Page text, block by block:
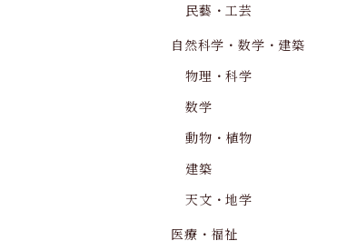
民藝・工芸
自然科学・数学・建築
物理・科学
数学
動物・植物
建築
天文・地学
医療・福祉